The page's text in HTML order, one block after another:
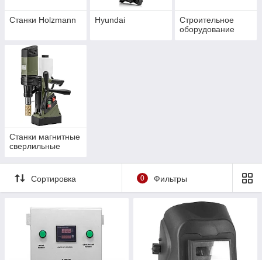
Станки Holzmann Hyundai
Строительное
оборудование
Станки магнитные
сверлильные
Сортировка 0 Фильтры